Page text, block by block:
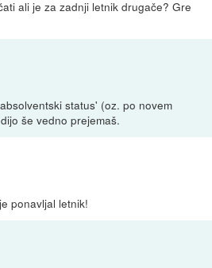
ali je za zadnji letnik drugače? Gre
status' (oz. po novem
še vedno prejemaš.
ponavljal letnik!